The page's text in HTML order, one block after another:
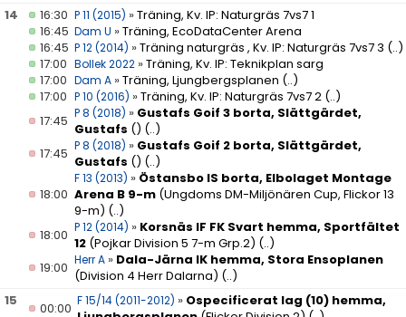
14
16:30 P 11 (2015) »Träning, Kv. IP: Naturgräs 7vs7 1
16:45 Dam U »Träning, EcoDataCenter Arena
16:45 P 12 (2014) »Träning naturgräs , Kv. IP: Naturgräs 7vs7 3 (..)
17:00 Bollek 2022 »Träning, Kv. IP: Teknikplan sarg
17:00 Dam A »Träning, Ljungbergsplanen (..)
17:00 P 10 (2016) »Träning, Kv. IP: Naturgräs 7vs7 2 (..)
17:45 P 8 (2018) » Gustafs Goif 3 borta, Slättgärdet,
Gustafs () (..)
17:45 P 8 (2018) » Gustafs Goif 2 borta, Slättgärdet,
Gustafs () (..)
18:00
F 13 (2013) » Östansbo IS borta, Elbolaget Montage
Arena B 9-m (Ungdoms DM-Miljönären Cup, Flickor 13
9-m) (..)
18:00 P 12 (2014) » Korsnäs IF FK Svart hemma, Sportfältet
12 (Pojkar Division 5 7-m Grp.2) (..)
19:00 Herr A » Dala-Järna IK hemma, Stora Ensoplanen
(Division 4 Herr Dalarna) (..)
15
00:00 F 15/14 (2011-2012) » Ospecificerat lag (10) hemma,